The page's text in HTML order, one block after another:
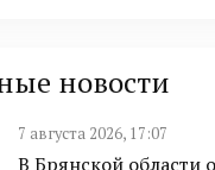
новости
7 августа 2026, 17:07
В Брянской области